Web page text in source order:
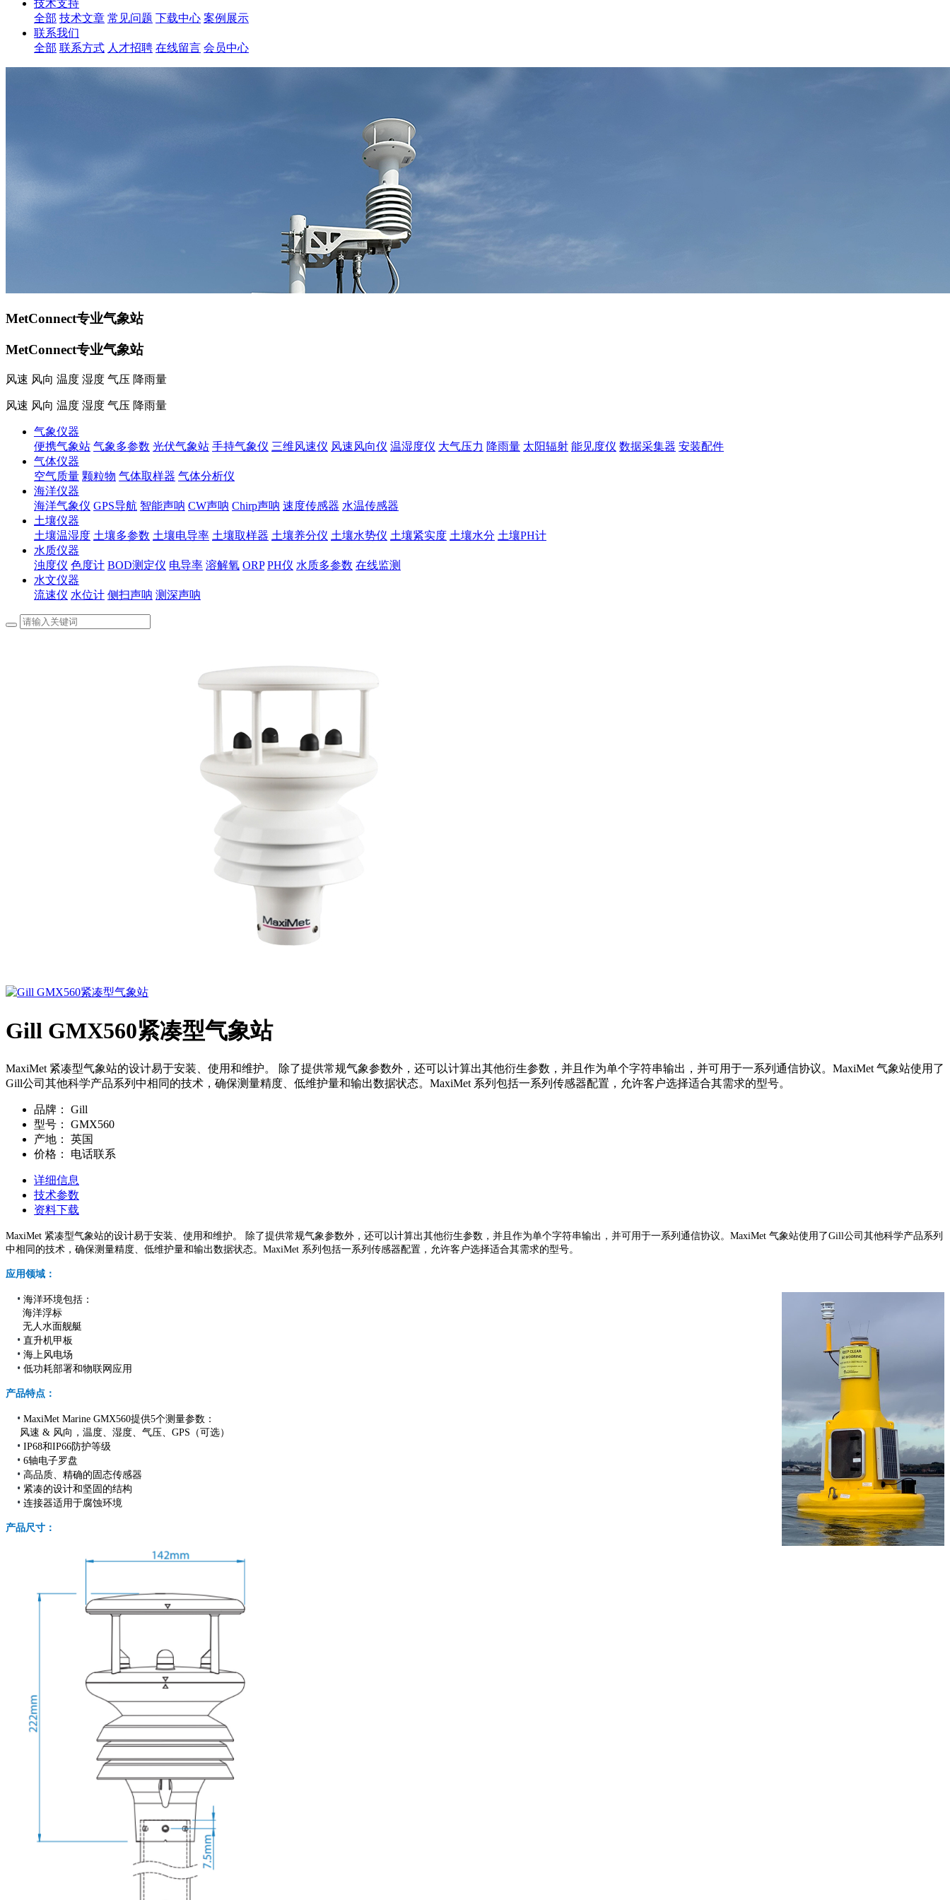
技术支持
全部 技术文章 常见问题 下载中心 案例展示
联系我们
全部 联系方式 人才招聘 在线留言 会员中心
MetConnect专业气象站
MetConnect专业气象站
风速 风向 温度 湿度 气压 降雨量
风速 风向 温度 湿度 气压 降雨量
气象仪器
便携气象站 气象多参数 光伏气象站 手持气象仪 三维风速仪 风速风向仪 温湿度仪 大气压力 降雨量 太阳辐射 能见度仪 数据采集器 安装配件
气体仪器
空气质量 颗粒物 气体取样器 气体分析仪
海洋仪器
海洋气象仪 GPS导航 智能声呐 CW声呐 Chirp声呐 速度传感器 水温传感器
土壤仪器
土壤温湿度 土壤多参数 土壤电导率 土壤取样器 土壤养分仪 土壤水势仪 土壤紧实度 土壤水分 土壤PH计
水质仪器
浊度仪 色度计 BOD测定仪 电导率 溶解氧 ORP PH仪 水质多参数 在线监测
水文仪器
流速仪 水位计 侧扫声呐 测深声呐
Gill GMX560紧凑型气象站
MaxiMet 紧凑型气象站的设计易于安装、使用和维护。 除了提供常规气象参数外，还可以计算出其他衍生参数，并且作为单个字符串输出，并可用于一系列通信协议。MaxiMet 气象站使用了
Gill公司其他科学产品系列中相同的技术，确保测量精度、低维护量和输出数据状态。MaxiMet 系列包括一系列传感器配置，允许客户选择适合其需求的型号。
品牌：
Gill
型号：
GMX560
产地：
英国
价格：
电话联系
详细信息
技术参数
资料下载
MaxiMet 紧凑型气象站的设计易于安装、使用和维护。 除了提供常规气象参数外，还可以计算出其他衍生参数，并且作为单个字符串输出，并可用于一系列通信协议。MaxiMet 气象站使用了Gill公司其他科学产品系列
中相同的技术，确保测量精度、低维护量和输出数据状态。MaxiMet 系列包括一系列传感器配置，允许客户选择适合其需求的型号。
应用领域：
• 海洋环境包括：
海洋浮标
无人水面舰艇
• 直升机甲板
• 海上风电场
• 低功耗部署和物联网应用
产品特点：
• MaxiMet Marine GMX560提供5个测量参数：
风速 & 风向，温度、湿度、气压、GPS（可选）
• IP68和IP66防护等级
• 6轴电子罗盘
• 高品质、精确的固态传感器
• 紧凑的设计和坚固的结构
• 连接器适用于腐蚀环境
产品尺寸：